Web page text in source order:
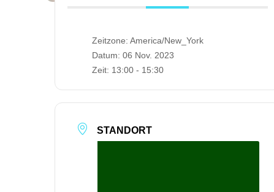
Zeitzone: America/New_York
Datum: 06 Nov. 2023
Zeit: 13:00 - 15:30
STANDORT